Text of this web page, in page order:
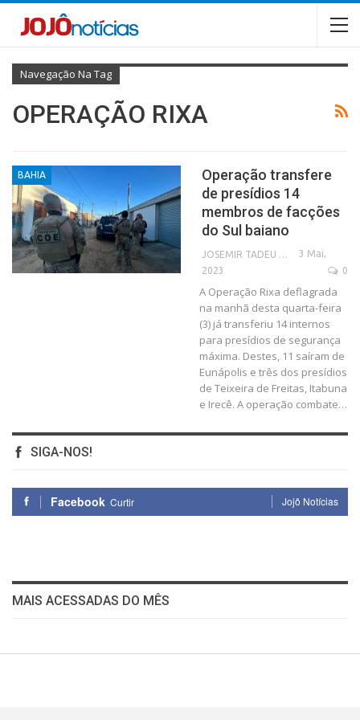
Navegação Na Tag
OPERAÇÃO RIXA
BAHIA
Operação transfere
de presídios 14
membros de facções
do Sul baiano
3 Mai,
2023
0
A Operação Rixa deflagrada
na manhã desta quarta-feira
(3) já transferiu 14 internos
para presídios de segurança
máxima. Destes, 11 saíram de
Eunápolis e três dos presídios
de Teixeira de Freitas, Itabuna
e Irecê. A operação combate…
SIGA-NOS!
Facebook Curtir Jojô Notícias
MAIS ACESSADAS DO MÊS